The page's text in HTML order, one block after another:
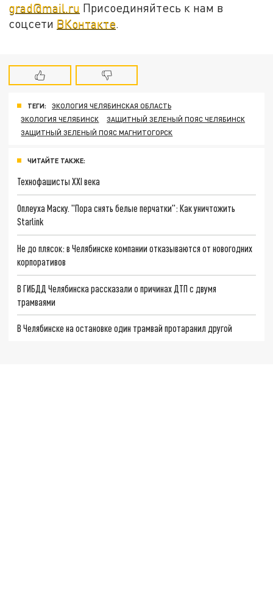
grad@mail.ru Присоединяйтесь к нам в
соцсети ВКонтакте.
ТЕГИ:
ЭКОЛОГИЯ ЧЕЛЯБИНСКАЯ ОБЛАСТЬ
ЭКОЛОГИЯ ЧЕЛЯБИНСК
ЗАЩИТНЫЙ ЗЕЛЕНЫЙ ПОЯС ЧЕЛЯБИНСК
ЗАЩИТНЫЙ ЗЕЛЕНЫЙ ПОЯС МАГНИТОГОРСК
ЧИТАЙТЕ ТАКЖЕ:
Технофашисты XXI века
Оплеуха Маску. "Пора снять белые перчатки": Как уничтожить
Starlink
Не до плясок: в Челябинске компании отказываются от новогодних
корпоративов
В ГИБДД Челябинска рассказали о причинах ДТП с двумя
трамваями
В Челябинске на остановке один трамвай протаранил другой